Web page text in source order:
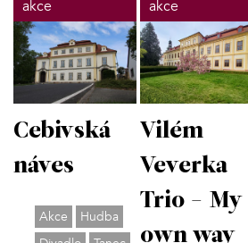
akce
Cebivská
náves
Akce
Hudba
akce
Vilém
Veverka
Trio - My
own way